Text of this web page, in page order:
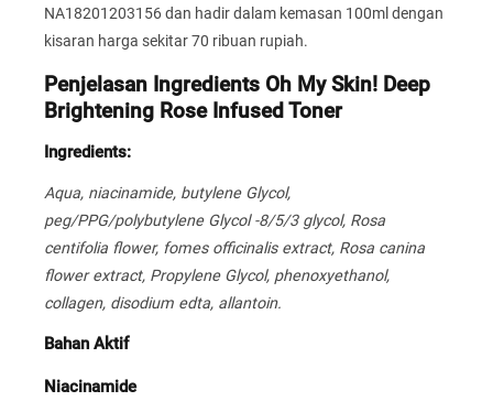
NA18201203156 dan hadir dalam kemasan 100ml dengan
kisaran harga sekitar 70 ribuan rupiah.
Penjelasan Ingredients Oh My Skin! Deep
Brightening Rose Infused Toner
Ingredients:
Aqua, niacinamide, butylene Glycol,
peg/PPG/polybutylene Glycol -8/5/3 glycol, Rosa
centifolia flower, fomes officinalis extract, Rosa canina
flower extract, Propylene Glycol, phenoxyethanol,
collagen, disodium edta, allantoin.
Bahan Aktif
Niacinamide